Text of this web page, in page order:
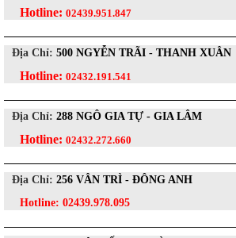
Hotline: 02439.951.847
Địa Chỉ: 500 NGYỄN TRÃI - THANH XUÂN
Hotline: 02432.191.541
Địa Chỉ: 288 NGÔ GIA TỰ - GIA LÂM
Hotline: 02432.272.660
Địa Chỉ: 256 VÂN TRÌ - ĐÔNG ANH
Hotline: 02439.978.095